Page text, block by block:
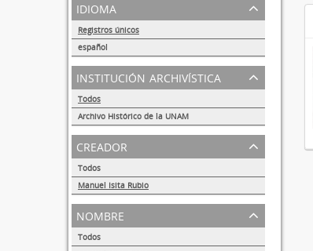
idioma
Registros únicos
español
1
institución archivística
Todos
Archivo Histórico de la UNAM
1
creador
Todos
Manuel Isita Rubio
1
nombre
Todos